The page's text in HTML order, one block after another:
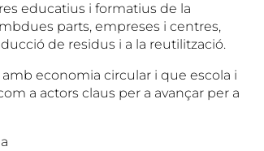
educatius i formatius de la
parts, empreses i centres,
de residus i a la reutilització.
economia circular i que escola i
a actors claus per a avançar per a